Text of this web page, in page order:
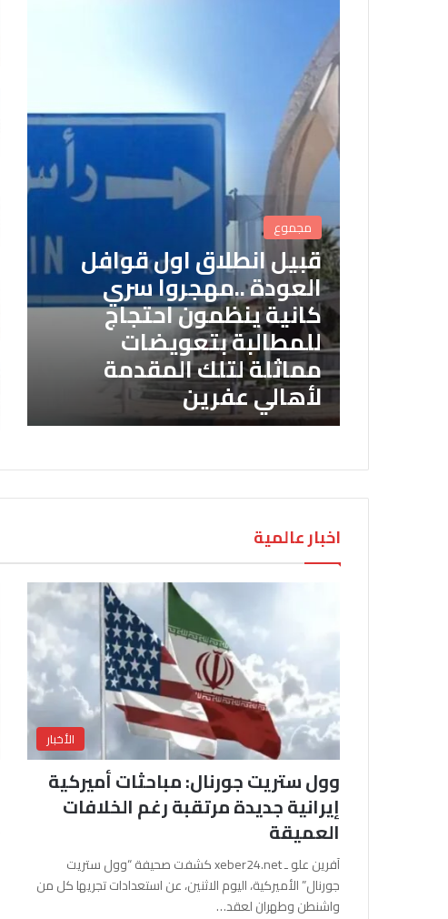
مجموع
قبيل انطلاق اول قوافل
العودة ..مهجروا سري
كانية ينظمون احتجاج
للمطالبة بتعويضات
مماثلة لتلك المقدمة
لأهالي عفرين
اخبار عالمية
الأخبار
وول ستريت جورنال: مباحثات أميركية
إيرانية جديدة مرتقبة رغم الخلافات
العميقة
آفرين علو ـ xeber24.net كشفت صحيفة “وول ستريت
جورنال” الأميركية، اليوم الاثنين، عن استعدادات تجريها كل من
واشنطن وطهران لعقد…